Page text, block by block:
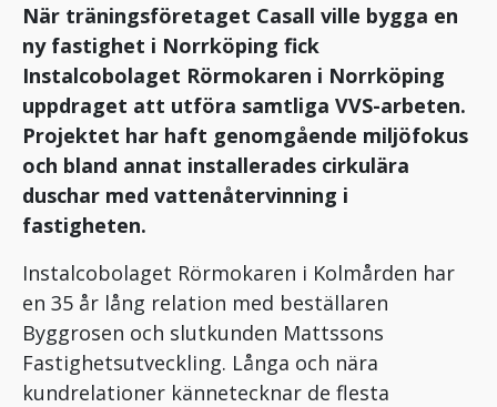
När träningsföretaget Casall ville bygga en
ny fastighet i Norrköping fick
Instalcobolaget Rörmokaren i Norrköping
uppdraget att utföra samtliga VVS-arbeten.
Projektet har haft genomgående miljöfokus
och bland annat installerades cirkulära
duschar med vattenåtervinning i
fastigheten.
Instalcobolaget Rörmokaren i Kolmården har
en 35 år lång relation med beställaren
Byggrosen och slutkunden Mattssons
Fastighetsutveckling. Långa och nära
kundrelationer kännetecknar de flesta